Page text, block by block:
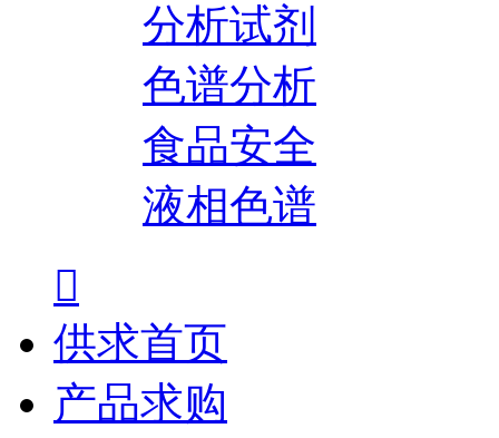
分析试剂
色谱分析
食品安全
液相色谱

供求首页
产品求购